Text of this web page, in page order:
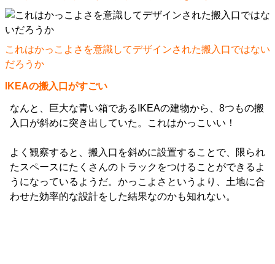
これはかっこよさを意識してデザインされた搬入口ではない
だろうか
IKEAの搬入口がすごい
なんと、巨大な青い箱であるIKEAの建物から、8つもの搬
入口が斜めに突き出していた。これはかっこいい！
よく観察すると、搬入口を斜めに設置することで、限られ
たスペースにたくさんのトラックをつけることができるよ
うになっているようだ。かっこよさというより、土地に合
わせた効率的な設計をした結果なのかも知れない。